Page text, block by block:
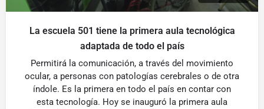
La escuela 501 tiene la primera aula tecnológica
adaptada de todo el país
Permitirá la comunicación, a través del movimiento
ocular, a personas con patologías cerebrales o de otra
índole. Es la primera en todo el país en contar con
esta tecnología. Hoy se inauguró la primera aula